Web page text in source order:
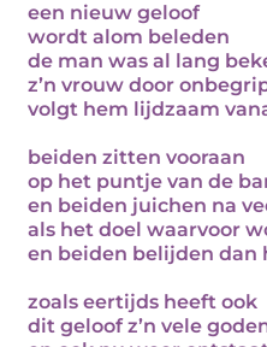
een nieuw geloof
wordt alom beleden
de man was al lang
z’n vrouw door
volgt hem lijdzaam
beiden zitten vooraan
op het puntje van de
en beiden juichen na
als het doel waarvoor
en beiden belijden dan
zoals eertijds heeft ook
dit geloof z’n vele